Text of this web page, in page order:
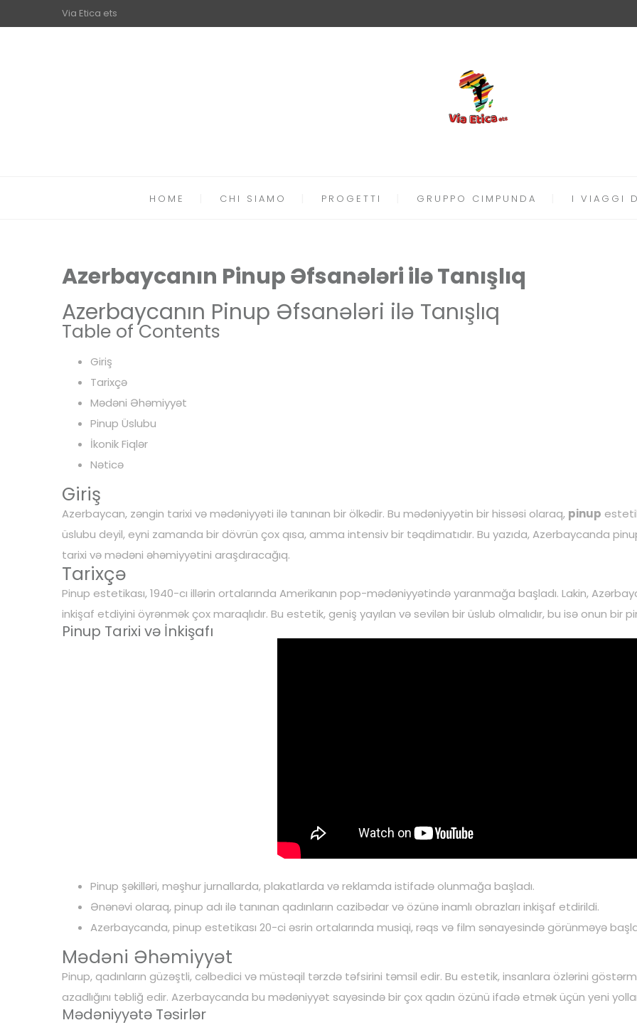
Via Etica ets
HOME CHI SIAMO PROGETTI GRUPPO CIMPUNDA I VIAGGI
Azerbaycanın Pinup Əfsanələri ilə Tanışlıq
Azerbaycanın Pinup Əfsanələri ilə Tanışlıq
Table of Contents
Giriş
Tarixçə
Mədəni Əhəmiyyət
Pinup Üslubu
İkonik Fiqlər
Nəticə
Giriş
Azerbaycan, zəngin tarixi və mədəniyyəti ilə tanınan bir ölkədir. Bu mədəniyyətin bir hissəsi olaraq, pinup
üslubu deyil, eyni zamanda bir dövrün çox qısa, amma intensiv bir təqdimatıdır. Bu yazıda, Azerbaycanda
tarixi və mədəni əhəmiyyətini araşdıracağıq.
Tarixçə
Pinup estetikası, 1940-cı illərin ortalarında Amerikanın pop-mədəniyyətində yaranmağa başladı. Lakin,
inkişaf etdiyini öyrənmək çox maraqlıdır. Bu estetik, geniş yayılan və sevilən bir üslub olmalıdır, bu isə onun bir
Pinup Tarixi və İnkişafı
Pinup şəkilləri, məşhur jurnallarda, plakatlarda və reklamda istifadə olunmağa başladı.
Ənənəvi olaraq, pinup adı ilə tanınan qadınların cazibədar və özünə inamlı obrazları inkişaf etdirildi.
Azerbaycanda, pinup estetikası 20-ci əsrin ortalarında musiqi, rəqs və film sənayesində görünməyə
Mədəni Əhəmiyyət
Pinup, qadınların güzəştli, cəlbedici və müstəqil tərzdə təfsirini təmsil edir. Bu estetik, insanlara özlərini
azadlığını təbliğ edir. Azerbaycanda bu mədəniyyət sayəsində bir çox qadın özünü ifadə etmək üçün yeni
Mədəniyyətə Təsirlər